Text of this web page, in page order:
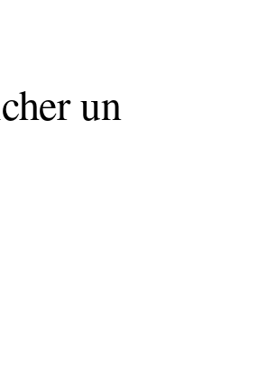
un